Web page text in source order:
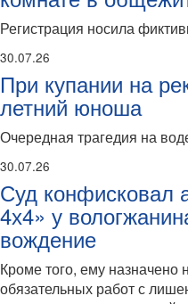
Регистрация носила
30.07.26
При купании на
летний юноша
Очередная трагедия на
30.07.26
Суд конфисковал
4х4» у
вождение
Кроме того, ему назначено
обязательных работ с